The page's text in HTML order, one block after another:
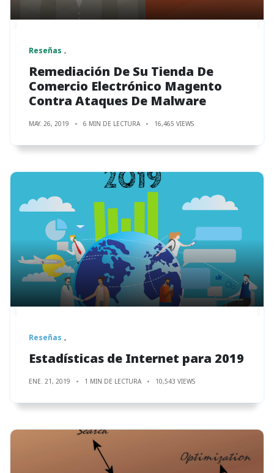
Reseñas
Remediación De Su Tienda De
Comercio Electrónico Magento
Contra Ataques De Malware
MAY. 26, 2019 6 MIN DE LECTURA 16,465 VIEWS
Reseñas
Estadísticas de Internet para 2019
ENE. 21, 2019 1 MIN DE LECTURA 10,543 VIEWS